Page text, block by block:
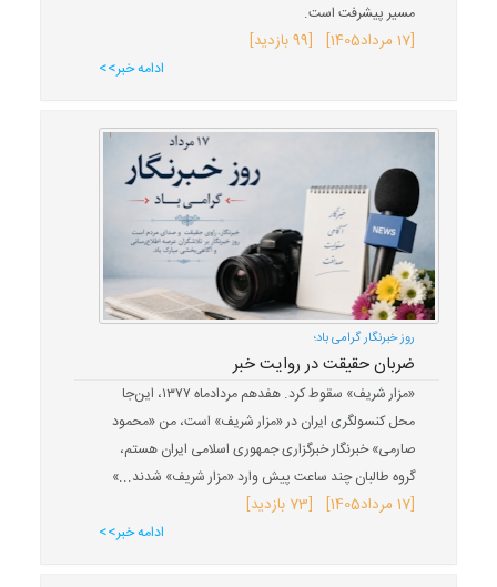
مسیر پیشرفت است.
[17 مرداد 1405] [99 بازدید]
ادامه خبر>>
روز خبرنگار گرامی باد؛
ضربان حقیقت در روایت خبر
«مزار شریف» سقوط کرد. هفدهم مردادماه ۱۳۷۷، این‌جا
محل کنسولگری ایران در «مزار شریف» است، من «محمود
صارمی» خبرنگار خبرگزاری جمهوری اسلامی ایران هستم،
گروه طالبان چند ساعت پیش وارد «مزار شریف» شدند...»
[17 مرداد 1405] [73 بازدید]
ادامه خبر>>